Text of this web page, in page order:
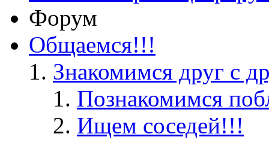
Форум
Общаемся!!!
Знакомимся друг с
Познакомимся
Ищем соседей!!!